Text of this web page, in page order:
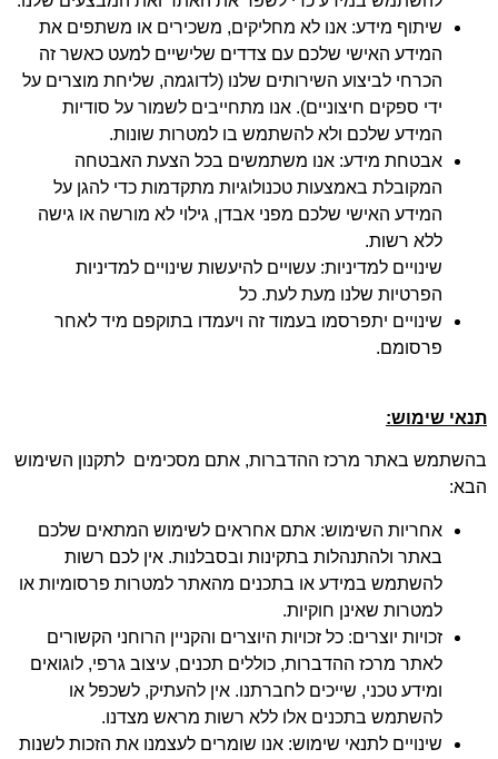
שיתוף מידע: אנו לא מחליקים, משכירים או משתפים את
המידע האישי שלכם עם צדדים שלישיים למעט כאשר זה
הכרחי לביצוע השירותים שלנו (לדוגמה, שליחת מוצרים על
ידי ספקים חיצוניים). אנו מתחייבים לשמור על סודיות
המידע שלכם ולא להשתמש בו למטרות שונות.
אבטחת מידע: אנו משתמשים בכל הצעת האבטחה
המקובלת באמצעות טכנולוגיות מתקדמות כדי להגן על
המידע האישי שלכם מפני אבדן, גילוי לא מורשה או גישה
ללא רשות.
שינויים למדיניות: עשויים להיעשות שינויים למדיניות
הפרטיות שלנו מעת לעת. כל
שינויים יתפרסמו בעמוד זה ויעמדו בתוקפם מיד לאחר
פרסומם.
שימוש:
באתר מרכז ההדברות, אתם מסכימים לתקנון השימוש
אחריות השימוש: אתם אחראים לשימוש המתאים שלכם
באתר ולהתנהלות בתקינות ובסבלנות. אין לכם רשות
להשתמש במידע או בתכנים מהאתר למטרות פרסומיות או
למטרות שאינן חוקיות.
זכויות יוצרים: כל זכויות היוצרים והקניין הרוחני הקשורים
לאתר מרכז ההדברות, כוללים תכנים, עיצוב גרפי, לוגואים
ומידע טכני, שייכים לחברתנו. אין להעתיק, לשכפל או
להשתמש בתכנים אלו ללא רשות מראש מצדנו.
שינויים לתנאי שימוש: אנו שומרים לעצמנו את הזכות לשנות